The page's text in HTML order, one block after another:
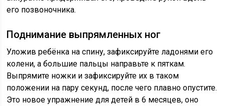
его позвоночника.
Поднимание выпрямленных ног
Уложив ребёнка на спину, зафиксируйте ладонями его
колени, а большие пальцы направьте к пяткам.
Выпрямите ножки и зафиксируйте их в таком
положении на пару секунд, после чего плавно опустите.
Это новое упражнение для детей в 6 месяцев, оно